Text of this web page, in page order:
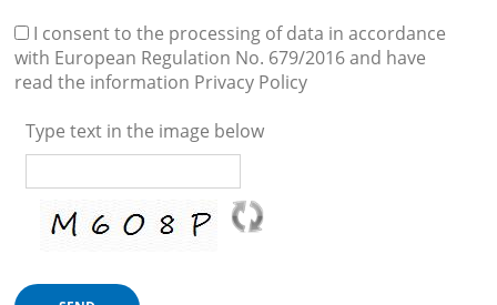
I consent to the processing of data in accordance
with European Regulation No. 679/2016 and have
read the information Privacy Policy
Type text in the image below